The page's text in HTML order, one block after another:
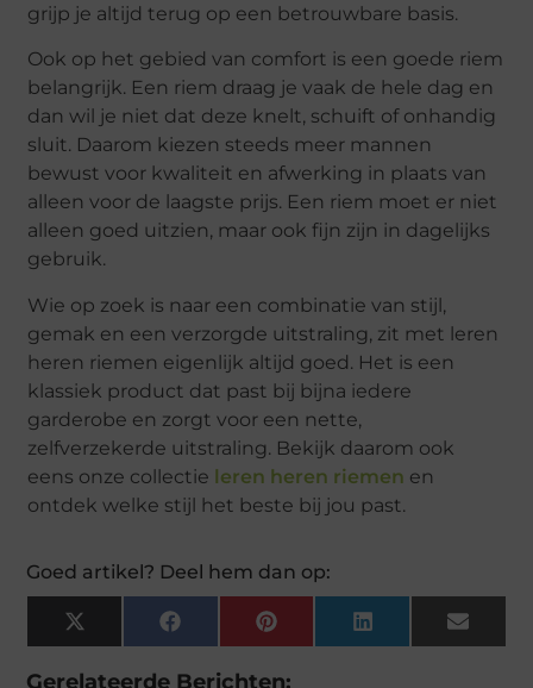
grijp je altijd terug op een betrouwbare basis.
Ook op het gebied van comfort is een goede riem
belangrijk. Een riem draag je vaak de hele dag en
dan wil je niet dat deze knelt, schuift of onhandig
sluit. Daarom kiezen steeds meer mannen
bewust voor kwaliteit en afwerking in plaats van
alleen voor de laagste prijs. Een riem moet er niet
alleen goed uitzien, maar ook fijn zijn in dagelijks
gebruik.
Wie op zoek is naar een combinatie van stijl,
gemak en een verzorgde uitstraling, zit met leren
heren riemen eigenlijk altijd goed. Het is een
klassiek product dat past bij bijna iedere
garderobe en zorgt voor een nette,
zelfverzekerde uitstraling. Bekijk daarom ook
eens onze collectie leren heren riemen en
ontdek welke stijl het beste bij jou past.
Goed artikel? Deel hem dan op:
X
(Twitter)
Facebook Pinterest LinkedIn Email
Gerelateerde Berichten: